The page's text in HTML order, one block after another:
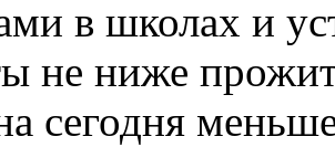
в школах и
не ниже
сегодня